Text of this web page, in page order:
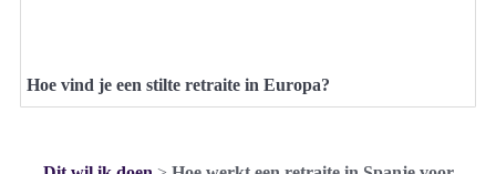
Hoe vind je een stilte retraite in Europa?